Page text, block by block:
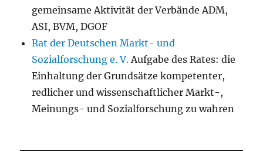
gemeinsame Aktivität der Verbände ADM,
ASI, BVM, DGOF
Rat der Deutschen Markt- und
Sozialforschung e. V. Aufgabe des Rates: die
Einhaltung der Grundsätze kompetenter,
redlicher und wissenschaftlicher Markt-,
Meinungs- und Sozialforschung zu wahren